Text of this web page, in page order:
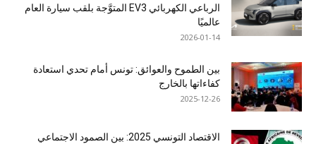
الرباعي الكهربائي EV3 المتوَّجة بلقب سيارة العام
عالميًا
2026-01-14
بين الطموح والعوائق: تونس أمام تحدي استعادة
كفاءاتها بالخارج
2025-12-26
الاقتصاد التونسي 2025: بين الصمود الاجتماعي